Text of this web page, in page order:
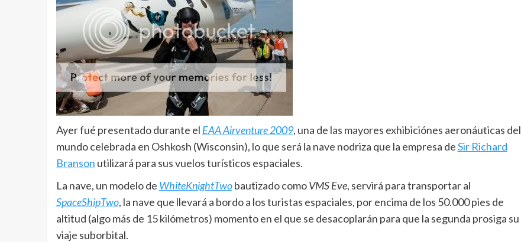
Ayer fué presentado durante el EAA Airventure 2009, una de las mayores exhibiciónes aeronáuticas del
mundo celebrada en Oshkosh (Wisconsin), lo que será la nave nodriza que la empresa deSir Richard
Branson utilizará para sus vuelos turísticos espaciales.
La nave, un modelo de WhiteKnightTwobautizado comoVMS Eve, servirá para transportar al
SpaceShipTwo, la nave que llevará a bordo a los turistas espaciales, por encima de los 50.000 pies de
altitud (algo más de 15 kilómetros) momento en el que se desacoplarán para que la segunda prosiga su
viaje suborbital.